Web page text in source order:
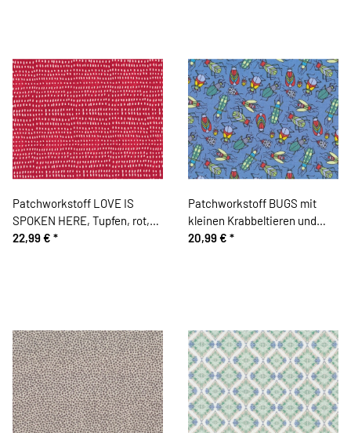
Patchworkstoff LOVE IS
SPOKEN HERE, Tupfen, rot,
Cori Dantini
22,99 € *
Patchworkstoff BUGS mit
kleinen Krabbeltieren und
Käfern, taubenblau-rot
20,99 € *